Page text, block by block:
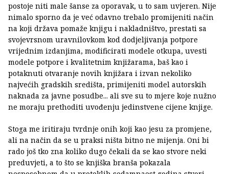
postoje niti male šanse za oporavak, u to sam uvjeren. Nije
nimalo sporno da je već odavno trebalo promijeniti način
na koji država pomaže knjigu i nakladništvo, prestati sa
svojevrsnom uravnilovkom kod dodjeljivanja potpore
vrijednim izdanjima, modificirati modele otkupa, uvesti
modele potpore i kvalitetnim knjižarama, baš kao i
potaknuti otvaranje novih knjižara i izvan nekoliko
najvećih gradskih središta, primijeniti model autorskih
naknada za javne posudbe... ali sve su to mjere koje nužno
ne moraju prethoditi uvođenju jedinstvene cijene knjige.
Stoga me iritiraju tvrdnje onih koji kao jesu za promjene,
ali na način da se u praksi ništa bitno ne mijenja. Oni bi
rado još tko zna koliko dugo čekali da se kao stvore neki
preduvjeti, a to što se knjiška branša pokazala